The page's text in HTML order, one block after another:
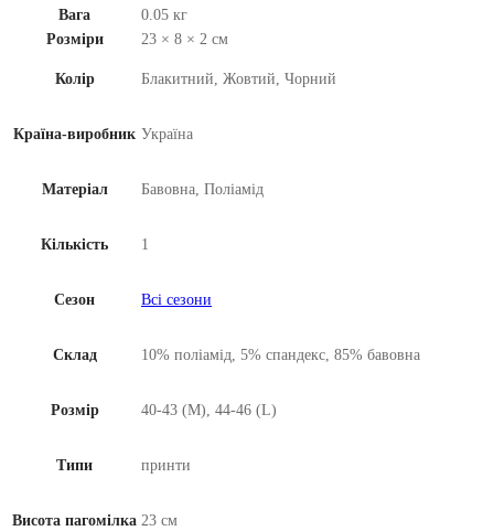
Вага
0.05 кг
Розміри
23 × 8 × 2 см
Колір Блакитний, Жовтий, Чорний
Країна-виробник Україна
Матеріал Бавовна, Поліамід
Кількість 1
Сезон Всі сезони
Склад 10% поліамід, 5% спандекс, 85% бавовна
Розмір 40-43 (M), 44-46 (L)
Типи принти
Висота пагомілка 23 см